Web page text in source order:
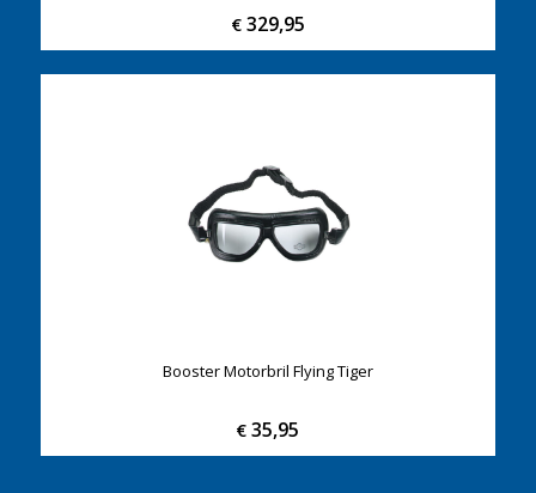
€329,95
Booster Motorbril Flying Tiger
€ 35,95